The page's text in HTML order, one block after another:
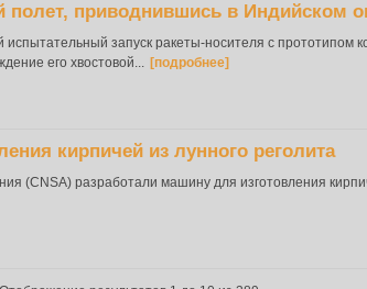
приводнившись в Индийском
запуск ракеты-носителя с прототипом
его хвостовой... [подробнее]
кирпичей из лунного реголита
(CNSA) разработали машину для изготовления